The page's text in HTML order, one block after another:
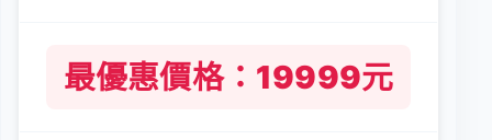
最優惠價格：19999元